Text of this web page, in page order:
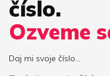
číslo.
Ozveme
Daj mi svoje číslo...